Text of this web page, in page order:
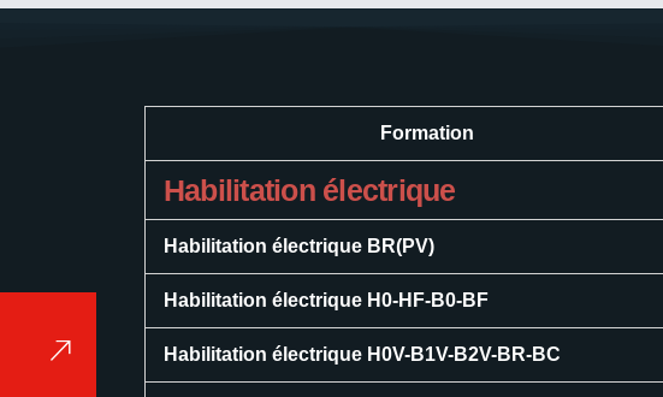
Formation
Habilitation électrique
Habilitation électrique BR(PV)
Habilitation électrique H0-HF-B0-BF
Habilitation électrique H0V-B1V-B2V-BR-BC